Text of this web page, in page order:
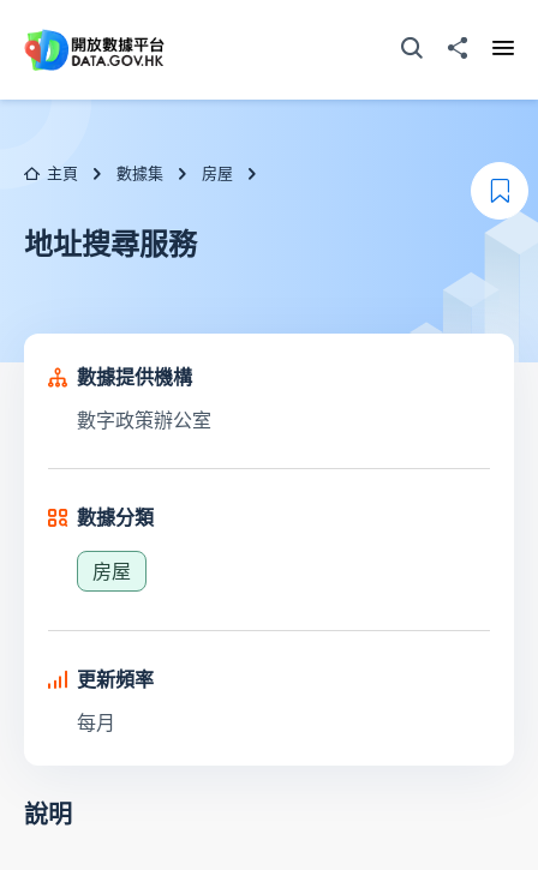
打開搜尋器分享至
主頁 數據集 房屋
地址搜尋服務
加
數據提供機構
數字政策辦公室
數據分類
房屋
更新頻率
每月
說明